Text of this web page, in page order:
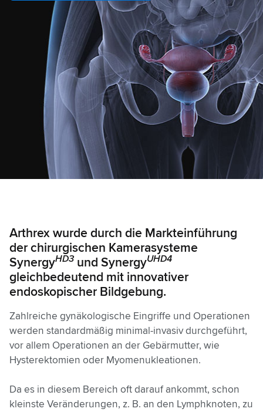
Arthrex wurde durch die Markteinführung
der chirurgischen Kamerasysteme
SynergyHD3 und SynergyUHD4
gleichbedeutend mit innovativer
endoskopischer Bildgebung.
Zahlreiche gynäkologische Eingriffe und Operationen
werden standardmäßig minimal-invasiv durchgeführt,
vor allem Operationen an der Gebärmutter, wie
Hysterektomien oder Myomenukleationen.
Da es in diesem Bereich oft darauf ankommt, schon
kleinste Veränderungen, z. B. an den Lymphknoten, zu